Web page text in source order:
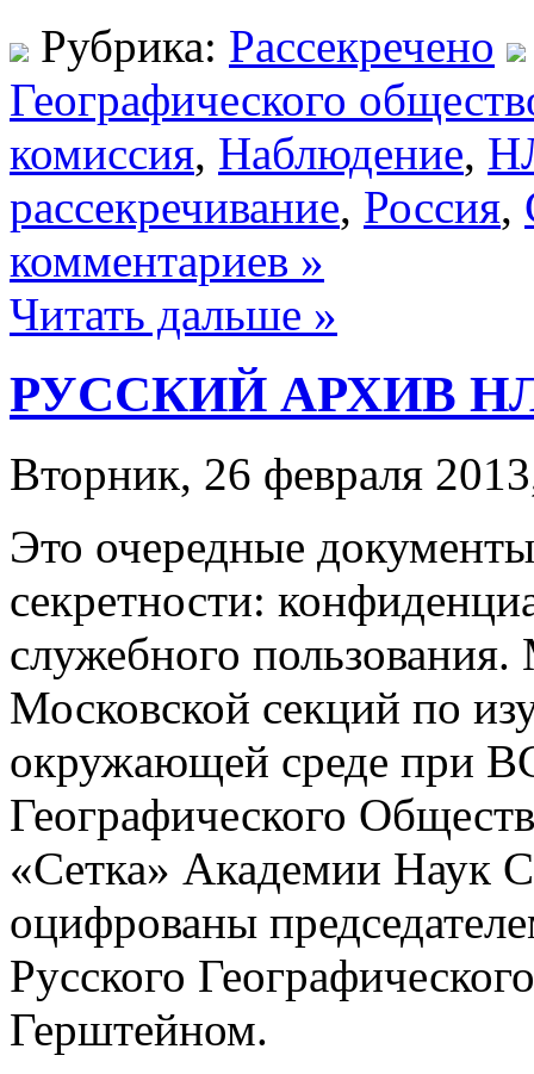
Рубрика: Рассекречено
Географического
комиссия, Наблюдение,
рассекречивание, Россия,
комментариев »
Читать дальше »
РУССКИЙ АРХИВ
Вторник, 26 февраля
Это очередные
секретности:
служебного
Московской секций по
окружающей среде при
Географического
«Сетка» Академии Наук
оцифрованы
Русского
Герштейном.